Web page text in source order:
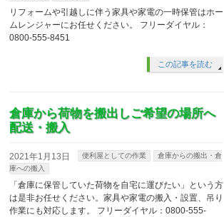
リフォームや引越しに伴う家具や家電の一時保管はホー
ムレンジャーにお任せください。 フリーダイヤル：
0800-555-8451
この記事を読む
倉庫から荷物を搬出しご希望の場所へ
配送・搬入
2021年1月13日 便利屋としての作業
倉庫からの搬出・倉
庫への搬入
「倉庫に保管していた荷物を自宅に運びたい」という方
は是非お任せください。家具や家電の搬入・設置、吊り
作業にも対応します。 フリーダイヤル：0800-555-